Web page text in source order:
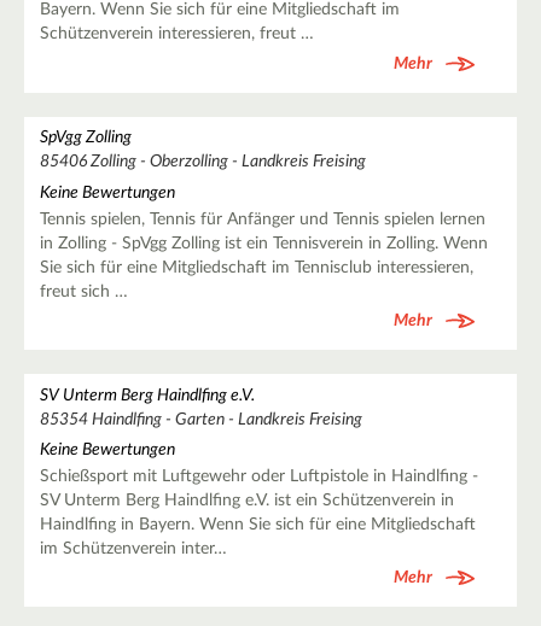
Bayern. Wenn Sie sich für eine Mitgliedschaft im
Schützenverein interessieren, freut …
Mehr
SpVgg Zolling
85406 Zolling - Oberzolling - Landkreis Freising
Keine Bewertungen
Tennis spielen, Tennis für Anfänger und Tennis spielen lernen
in Zolling - SpVgg Zolling ist ein Tennisverein in Zolling. Wenn
Sie sich für eine Mitgliedschaft im Tennisclub interessieren,
freut sich …
Mehr
SV Unterm Berg Haindlfing e.V.
85354 Haindlfing - Garten - Landkreis Freising
Keine Bewertungen
Schießsport mit Luftgewehr oder Luftpistole in Haindlfing -
SV Unterm Berg Haindlfing e.V. ist ein Schützenverein in
Haindlfing in Bayern. Wenn Sie sich für eine Mitgliedschaft
im Schützenverein inter…
Mehr